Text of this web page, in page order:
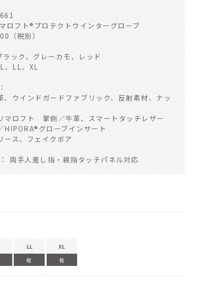
モ
ロフト®プロテクトウインターグローブ
（税別）
ラック、グレーカモ、レッド
、LL、XL
ウインドガードファブリック、反射素材、ナッ
ロフト 掌側／牛革、スマートタッチレザー
グローブインサート
ス、フェイクボア
両手人差し指・親指タッチパネル対応
LL
有
XL
有